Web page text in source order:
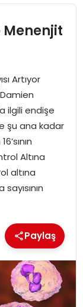
Menenjit
Artıyor
ilgili endişe
şu ana kadar
Altına
altına
Paylaş